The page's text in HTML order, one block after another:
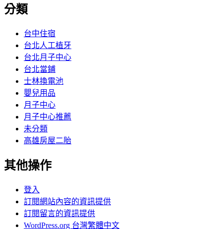
分類
台中住宿
台北人工植牙
台北月子中心
台北當鋪
士林換電池
嬰兒用品
月子中心
月子中心推薦
未分類
高雄房屋二胎
其他操作
登入
訂閱網站內容的資訊提供
訂閱留言的資訊提供
WordPress.org 台灣繁體中文